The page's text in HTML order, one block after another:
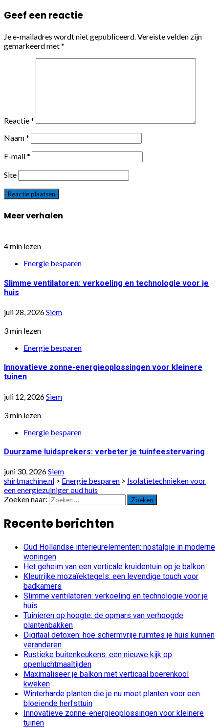
Geef een reactie
Je e-mailadres wordt niet gepubliceerd.Vereiste velden zijn
gemarkeerd met*
Reactie*
Naam*
E-mail*
Site
Meer verhalen
4 min lezen
Energie besparen
Slimme ventilatoren: verkoeling en technologie voor je
huis
juli 28, 2026Siem
3 min lezen
Energie besparen
Innovatieve zonne-energieoplossingen voor kleinere
tuinen
juli 12, 2026Siem
3 min lezen
Energie besparen
Duurzame luidsprekers: verbeter je tuinfeestervaring
juni 30, 2026Siem
shirtmachine.nl > Energie besparen > Isolatietechnieken voor
een energiezuiniger oud huis
Zoeken naar:
Recente berichten
Oud Hollandse interieurelementen: nostalgie in moderne
woningen
Het geheim van een verticale kruidentuin op je balkon
Kleurrijke mozaïektegels: een levendige touch voor
badkamers
Slimme ventilatoren: verkoeling en technologie voor je
huis
Tuinieren op hoogte: de opmars van verhoogde
plantenbakken
Digitaal detoxen: hoe schermvrije ruimtes je huis kunnen
veranderen
Rustieke buitenkeukens: een nieuwe kijk op
openluchtmaaltijden
Maximaliseer je balkon met verticaal boerenkool
kweken
Winterharde planten die je nu moet planten voor een
bloeiende herfsttuin
Innovatieve zonne-energieoplossingen voor kleinere
tuinen